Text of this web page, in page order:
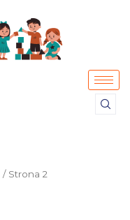
/ Strona 2